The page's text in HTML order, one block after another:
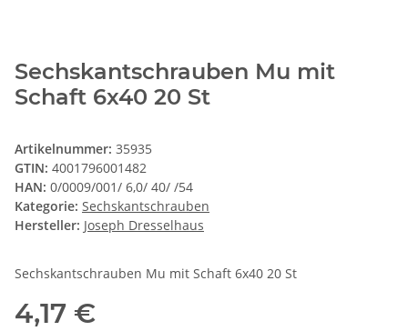
Sechskantschrauben Mu mit
Schaft 6x40 20 St
Artikelnummer: 35935
GTIN: 4001796001482
HAN: 0/0009/001/ 6,0/ 40/ /54
Kategorie: Sechskantschrauben
Hersteller: Joseph Dresselhaus
Sechskantschrauben Mu mit Schaft 6x40 20 St
4,17 €